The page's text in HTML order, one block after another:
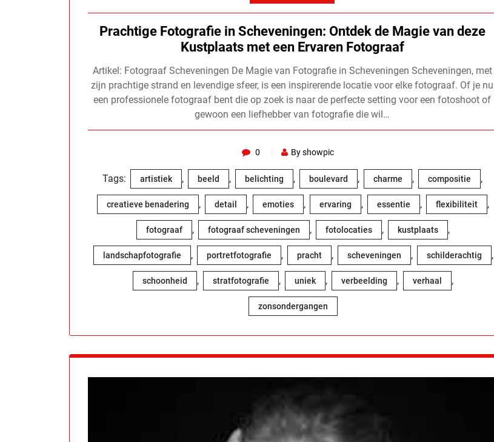
Prachtige Fotografie in Scheveningen: Ontdek de Magie van deze
Kustplaats met een Ervaren Fotograaf
Artikel: Fotograaf Scheveningen De Magie van Fotografie in Scheveningen Scheveningen, met
zijn prachtige strand en levendige sfeer, is een inspirerende locatie voor elke fotograaf. Of je nu
een professionele fotograaf bent die op zoek is naar de perfecte setting voor een fotoshoot of
gewoon een liefhebber van fotografie die wil…
0 By showpic
Tags: artistiek , beeld , belichting , boulevard , charme , compositie ,
creatieve benadering , detail , emoties , ervaring , essentie , flexibiliteit ,
fotograaf , fotograaf scheveningen , fotolocaties , kustplaats ,
landschapfotografie , portretfotografie , pracht , scheveningen , schilderachtig ,
schoonheid , stratfotografie , uniek , verbeelding , verhaal ,
zonsondergangen